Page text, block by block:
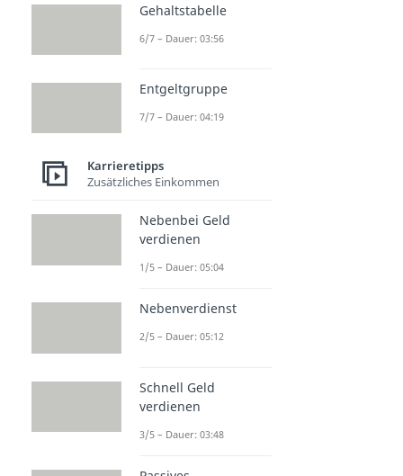
Gehaltstabelle
6/7 – Dauer: 03:56
Entgeltgruppe
7/7 – Dauer: 04:19
Karrieretipps
Zusätzliches Einkommen
Nebenbei Geld
verdienen
1/5 – Dauer: 05:04
Nebenverdienst
2/5 – Dauer: 05:12
Schnell Geld
verdienen
3/5 – Dauer: 03:48